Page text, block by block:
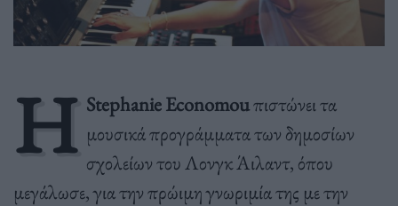
Η Stephanie Economouπιστώνει τα
μουσικά προγράμματα των δημοσίων
σχολείων του Λονγκ Άιλαντ, όπου
μεγάλωσε, για την πρώιμη γνωριμία της με την